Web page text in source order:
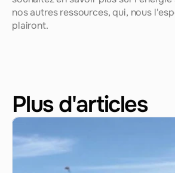
nos autres ressources, qui, nous
plairont.
Plus d'articles